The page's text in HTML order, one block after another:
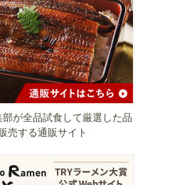
が全品試食して厳選した品
売する通販サイト